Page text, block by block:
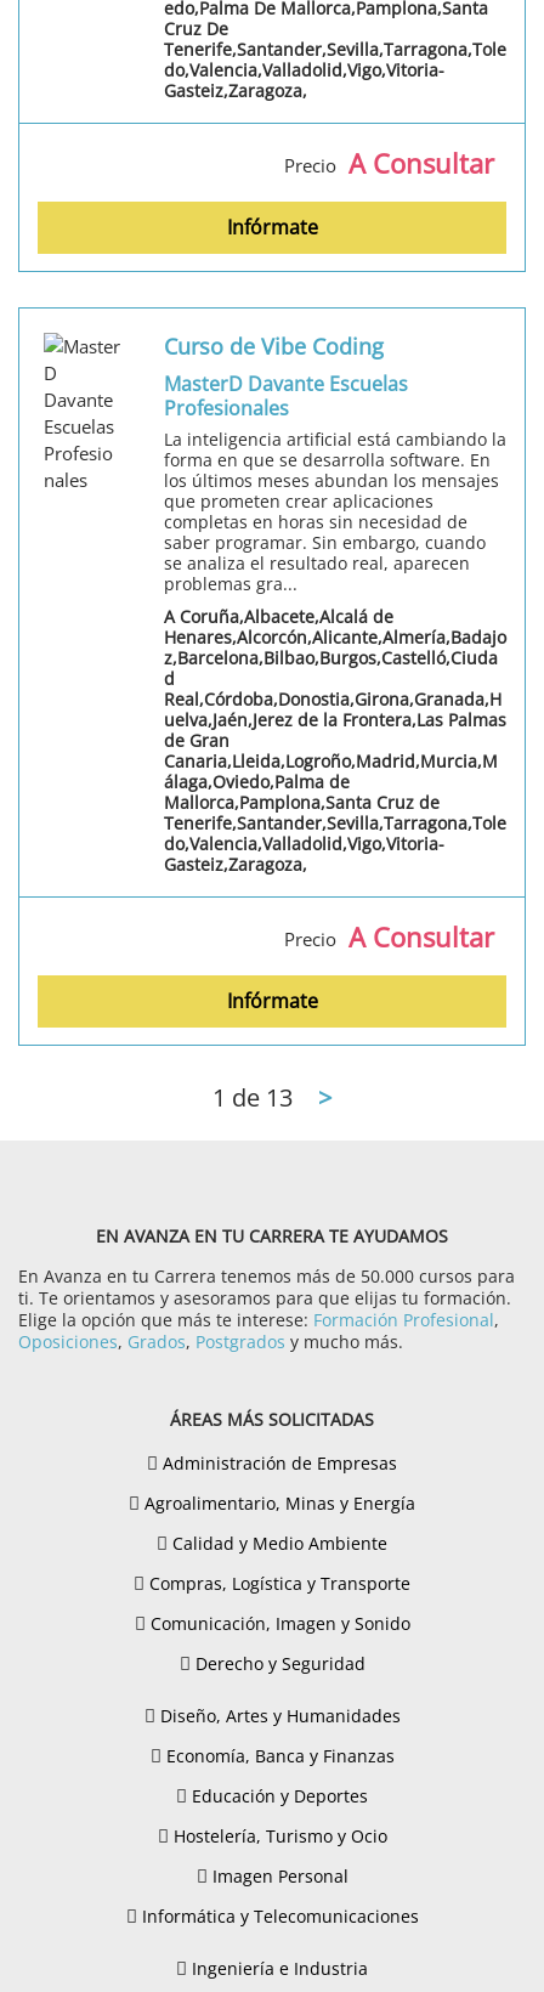
edo,Palma De Mallorca,Pamplona,Santa
Cruz De
Tenerife,Santander,Sevilla,Tarragona,Tole
do,Valencia,Valladolid,Vigo,Vitoria-
Gasteiz,Zaragoza,
Precio A Consultar
Infórmate
Curso de Vibe Coding
MasterD Davante Escuelas
Profesionales
La inteligencia artificial está cambiando la
forma en que se desarrolla software. En
los últimos meses abundan los mensajes
que prometen crear aplicaciones
completas en horas sin necesidad de
saber programar. Sin embargo, cuando
se analiza el resultado real, aparecen
problemas gra...
A Coruña,Albacete,Alcalá de
Henares,Alcorcón,Alicante,Almería,Badajo
z,Barcelona,Bilbao,Burgos,Castelló,Ciuda
d
Real,Córdoba,Donostia,Girona,Granada,H
uelva,Jaén,Jerez de la Frontera,Las Palmas
de Gran
Canaria,Lleida,Logroño,Madrid,Murcia,M
álaga,Oviedo,Palma de
Mallorca,Pamplona,Santa Cruz de
Tenerife,Santander,Sevilla,Tarragona,Tole
do,Valencia,Valladolid,Vigo,Vitoria-
Gasteiz,Zaragoza,
Precio A Consultar
Infórmate
1 de 13 >
EN AVANZA EN TU CARRERA TE AYUDAMOS
En Avanza en tu Carrera tenemos más de 50.000 cursos para
ti. Te orientamos y asesoramos para que elijas tu formación.
Elige la opción que más te interese: Formación Profesional,
Oposiciones, Grados, Postgrados y mucho más.
ÁREAS MÁS SOLICITADAS
Administración de Empresas
Agroalimentario, Minas y Energía
Calidad y Medio Ambiente
Compras, Logística y Transporte
Comunicación, Imagen y Sonido
Derecho y Seguridad
Diseño, Artes y Humanidades
Economía, Banca y Finanzas
Educación y Deportes
Hostelería, Turismo y Ocio
Imagen Personal
Informática y Telecomunicaciones
Ingeniería e Industria